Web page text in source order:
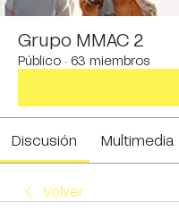
Grupo MMAC 2
Público · 63 miembros
Discusión Multimedia
Volver